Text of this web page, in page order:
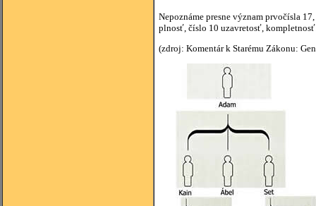
Nepoznáme presne význam prvočísla
plnosť, číslo 10 uzavretosť,
(zdroj: Komentár k Starému Zákonu: